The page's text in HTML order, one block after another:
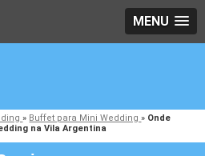
MENU
» Buffet para Mini Wedding» Onde
na Vila Argentina